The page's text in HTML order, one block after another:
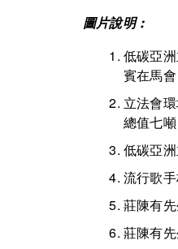
圖片說明 :
低碳亞
賓在馬
立法會
總值七
低碳亞
流行歌
莊陳有
莊陳有